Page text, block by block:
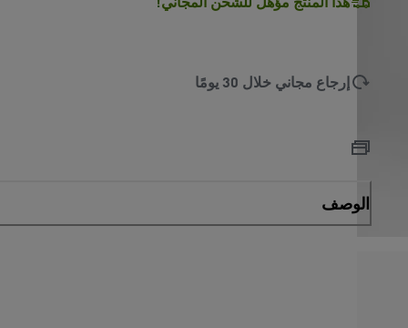
إرجاع مجاني خلال 30 يومًا
الوصف